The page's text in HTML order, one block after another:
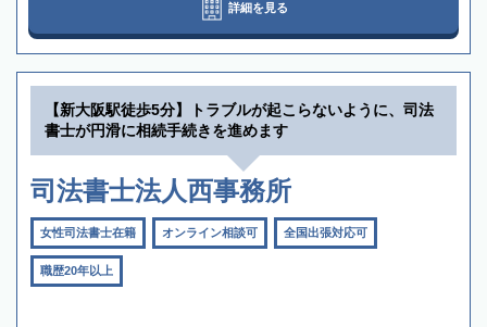
詳細を見る
【新大阪駅徒歩5分】トラブルが起こらないように、司法
書士が円滑に相続手続きを進めます
司法書士法人西事務所
女性司法書士在籍 オンライン相談可 全国出張対応可
職歴20年以上